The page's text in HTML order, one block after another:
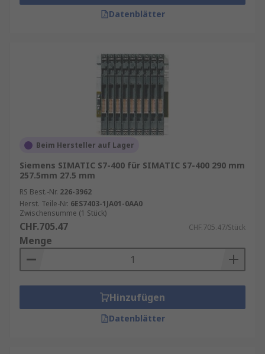
Datenblätter
Beim Hersteller auf Lager
Siemens SIMATIC S7-400 für SIMATIC S7-400 290 mm
257.5mm 27.5 mm
RS Best.-Nr. 226-3962
Herst. Teile-Nr. 6ES7403-1JA01-0AA0
Zwischensumme (1 Stück)
CHF.705.47 CHF.705.47/Stück
Menge
Hinzufügen
Datenblätter